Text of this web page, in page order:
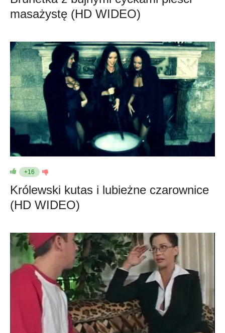
masażystę (HD WIDEO)
+16
Królewski kutas i lubieżne czarownice
(HD WIDEO)